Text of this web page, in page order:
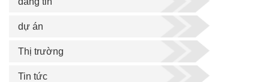
dự án
Thị trường
Tin tức